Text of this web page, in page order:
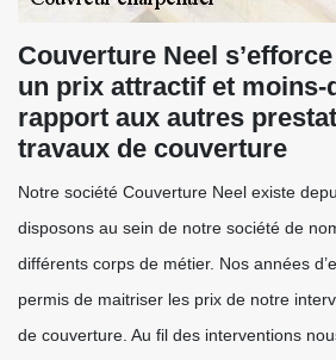
Couverture Neel
un prix attractif et moins-
rapport aux autres
travaux de couverture
Notre société Couverture Neel existe
disposons au sein de notre société de
différents corps de métier. Nos années
permis de maitriser les prix de notre
de couverture. Au fil des interventions